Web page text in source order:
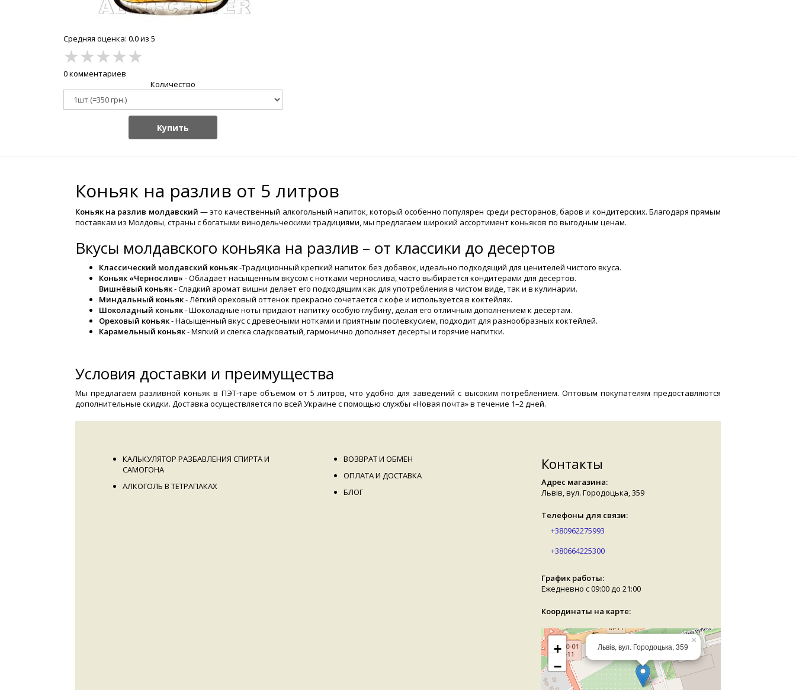
Средняя оценка: 0.0 из 5
★★★★★
0 комментариев
Количество
Купить
Коньяк на разлив от 5 литров
Коньяк на разлив молдавский — это качественный алкогольный напиток, который особенно популярен среди ресторанов, баров и кондитерских. Благодаря прямым
поставкам из Молдовы, страны с богатыми винодельческими традициями, мы предлагаем широкий ассортимент коньяков по выгодным ценам.
Вкусы молдавского коньяка на разлив – от классики до десертов
Классический молдавский коньяк-Традиционный крепкий напиток без добавок, идеально подходящий для ценителей чистого вкуса.
Коньяк «Чернослив» - Обладает насыщенным вкусом с нотками чернослива, часто выбирается кондитерами для десертов.
Вишнёвый коньяк- Сладкий аромат вишни делает его подходящим как для употребления в чистом виде, так и в кулинарии.
Миндальный коньяк- Лёгкий ореховый оттенок прекрасно сочетается с кофе и используется в коктейлях.
Шоколадный коньяк- Шоколадные ноты придают напитку особую глубину, делая его отличным дополнением к десертам.
Ореховый коньяк- Насыщенный вкус с древесными нотками и приятным послевкусием, подходит для разнообразных коктейлей.
Карамельный коньяк- Мягкий и слегка сладковатый, гармонично дополняет десерты и горячие напитки.
Условия доставки и преимущества
Мы предлагаем разливной коньяк в ПЭТ-таре объёмом от 5 литров, что удобно для заведений с высоким потреблением. Оптовым покупателям предоставляются
дополнительные скидки. Доставка осуществляется по всей Украине с помощью службы «Новая почта» в течение 1–2 дней.
КАЛЬКУЛЯТОР РАЗБАВЛЕНИЯ СПИРТА И
САМОГОНА
АЛКОГОЛЬ В ТЕТРАПАКАХ
ВОЗВРАТ И ОБМЕН
ОПЛАТА И ДОСТАВКА
БЛОГ
Контакты
Адрес магазина:
Львів, вул. Городоцька, 359
Телефоны для связи:
+380962275993
+380664225300
График работы:
Ежедневно с 09:00 до 21:00
Координаты на карте:
Львів, вул. Городоцька, 359
×
+
−